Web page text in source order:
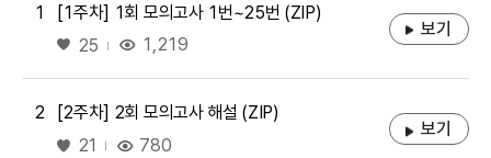
1
[1주차] 1회 모의고사 1번~25번 (ZIP)
좋아요
25 1,219
보기
2
[2주차] 2회 모의고사 해설 (ZIP)
좋아요
21 780
보기